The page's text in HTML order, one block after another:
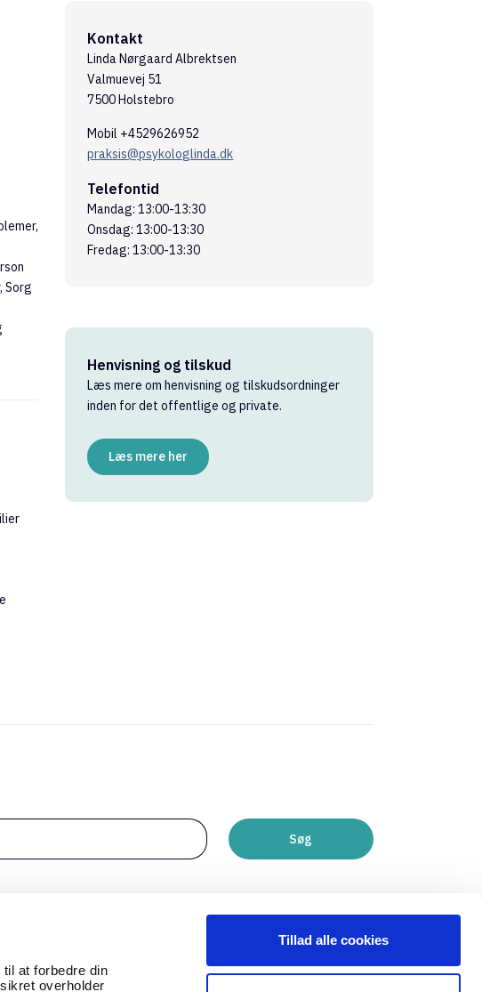
at forbedre din
overholder
Tillad alle cookies
Sorg
Kontakt
Linda Nørgaard Albrektsen
Valmuevej 51
7500 Holstebro
Mobil +4529626952
praksis@psykologlinda.dk
Telefontid
Mandag: 13:00-13:30
Onsdag: 13:00-13:30
Fredag: 13:00-13:30
Henvisning og tilskud
Læs mere om henvisning og tilskudsordninger
inden for det offentlige og private.
Læs mere her
Søg